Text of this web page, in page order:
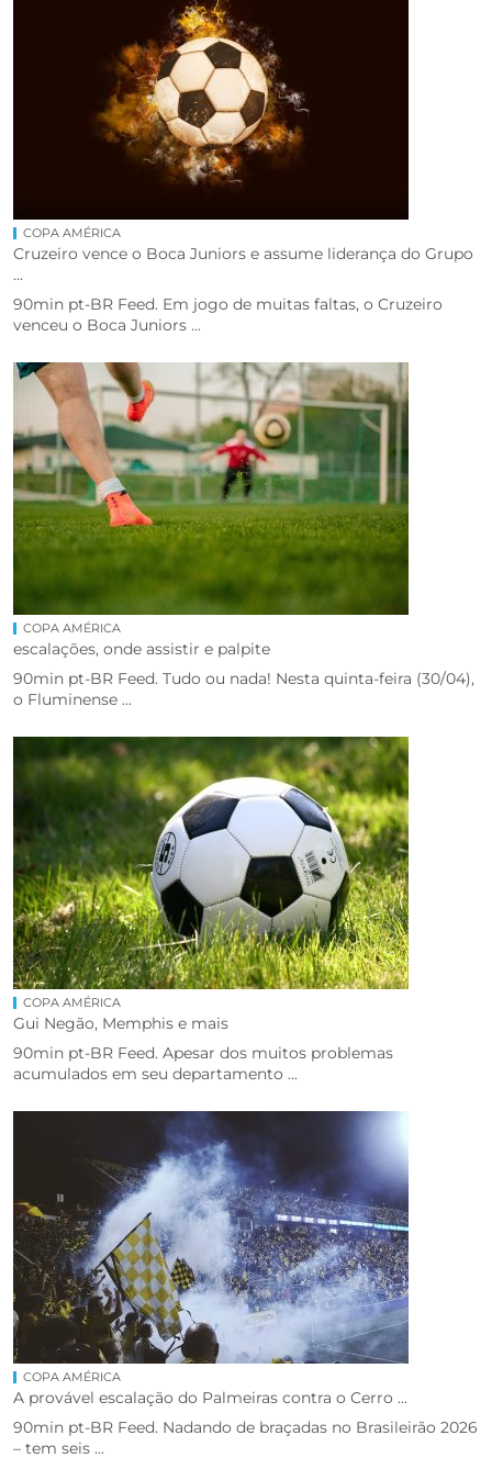
COPA AMÉRICA
Cruzeiro vence o Boca Juniors e assume liderança do Grupo
...
90min pt-BR Feed. Em jogo de muitas faltas, o Cruzeiro
venceu o Boca Juniors ...
COPA AMÉRICA
escalações, onde assistir e palpite
90min pt-BR Feed. Tudo ou nada! Nesta quinta-feira (30/04),
o Fluminense ...
COPA AMÉRICA
Gui Negão, Memphis e mais
90min pt-BR Feed. Apesar dos muitos problemas
acumulados em seu departamento ...
COPA AMÉRICA
A provável escalação do Palmeiras contra o Cerro ...
90min pt-BR Feed. Nadando de braçadas no Brasileirão 2026
– tem seis ...